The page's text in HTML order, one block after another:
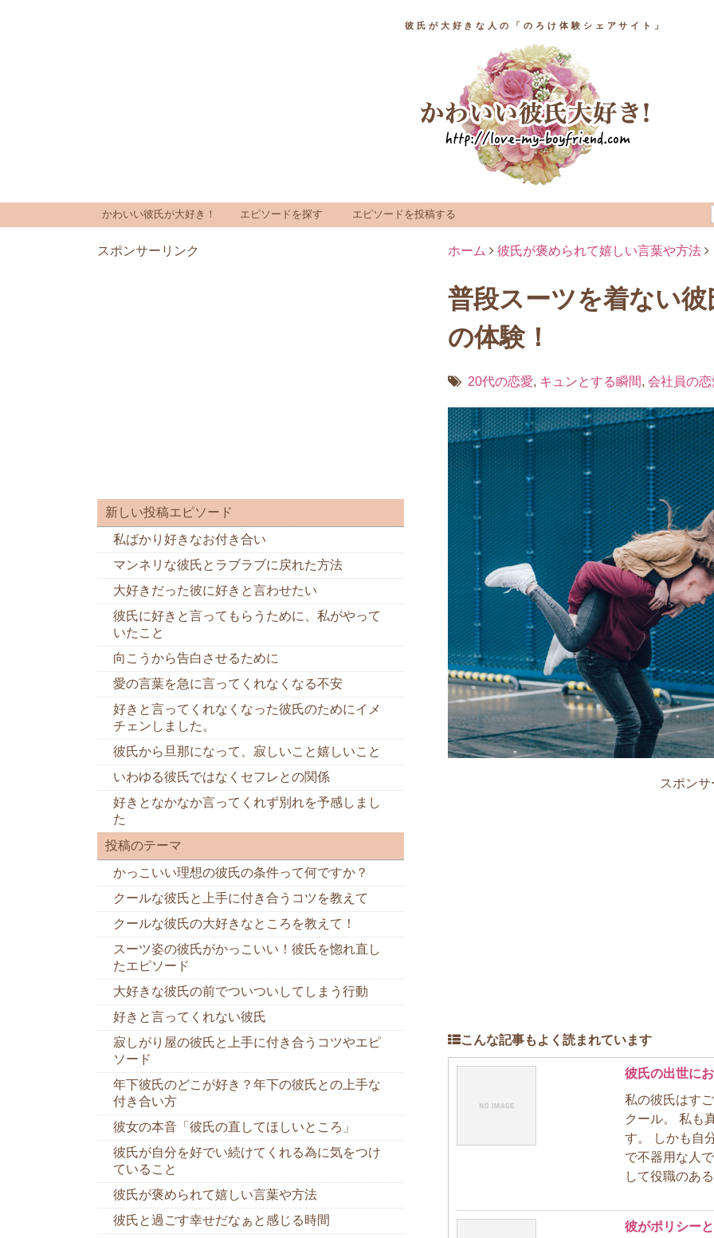
彼氏が大好きな人の「のろけ体験シェアサイト」
かわいい彼氏が大好き！ エピソードを探す エピソードを投稿する
ホーム 彼氏が褒められて嬉しい言葉や方法
普段スーツを着ない
の体験！
20代の恋愛, キュンとする瞬間, 会社員の恋
スポン
こんな記事もよく読まれています
彼氏の出世に
私の彼氏はす
クール。 私も
す。 しかも自
で不器用な人
して役職のあ
彼がポリシー
スポンサーリンク
新しい投稿エピソード
私ばかり好きなお付き合い
マンネリな彼氏とラブラブに戻れた方法
大好きだった彼に好きと言わせたい
彼氏に好きと言ってもらうために、私がやって
いたこと
向こうから告白させるために
愛の言葉を急に言ってくれなくなる不安
好きと言ってくれなくなった彼氏のためにイメ
チェンしました。
彼氏から旦那になって、寂しいこと嬉しいこと
いわゆる彼氏ではなくセフレとの関係
好きとなかなか言ってくれず別れを予感しまし
た
投稿のテーマ
かっこいい理想の彼氏の条件って何ですか？
クールな彼氏と上手に付き合うコツを教えて
クールな彼氏の大好きなところを教えて！
スーツ姿の彼氏がかっこいい！彼氏を惚れ直し
たエピソード
大好きな彼氏の前でついついしてしまう行動
好きと言ってくれない彼氏
寂しがり屋の彼氏と上手に付き合うコツやエピ
ソード
年下彼氏のどこが好き？年下の彼氏との上手な
付き合い方
彼女の本音「彼氏の直してほしいところ」
彼氏が自分を好でい続けてくれる為に気をつけ
ていること
彼氏が褒められて嬉しい言葉や方法
彼氏と過ごす幸せだなぁと感じる時間